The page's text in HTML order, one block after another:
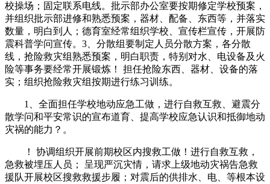
校操场；固定联系电线。批示部办公室要按期修定学校预案，
并组织批示部进修和熟悉预案，器材、配备、东西等，并落实
数量，明白到人；德育室经常组织学校、宣传栏宣传，开展防
震科普学问宣传。3、分散组要制定人员分散方案，各分散
线，抢险救灾组熟悉预案，明白职责，特别对水、电设备及火
险等事务要经常开展锻炼！ 担任抢险东西、器材、设备的落
实；组织抢险救灾组按期进行练习训练。
1、全面担任学校地动应急工做，进行自救互救、避震分
散学问和平安常识的宣布道育、提高学校应急认识和抵御地动
灾祸的能力？。
！ 协调组织开展前期校区内搜救工做！进行自救互救，
急救被埋压人员； 呈现严沉灾情，请求上级地动灾祸告急救
援队开展校区搜救救援步履；对震后的供排水、电、等根本设